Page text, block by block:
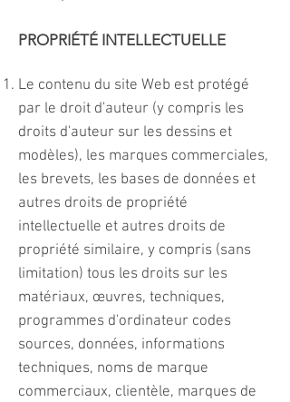
PROPRIÉTÉ INTELLECTUELLE
Le contenu du site Web est protégé
par le droit d'auteur (y compris les
droits d'auteur sur les dessins et
modèles), les marques commerciales,
les brevets, les bases de données et
autres droits de propriété
intellectuelle et autres droits de
propriété similaire, y compris (sans
limitation) tous les droits sur les
matériaux, œuvres, techniques,
programmes d'ordinateur codes
sources, données, informations
techniques, noms de marque
commerciaux, clientèle, marques de